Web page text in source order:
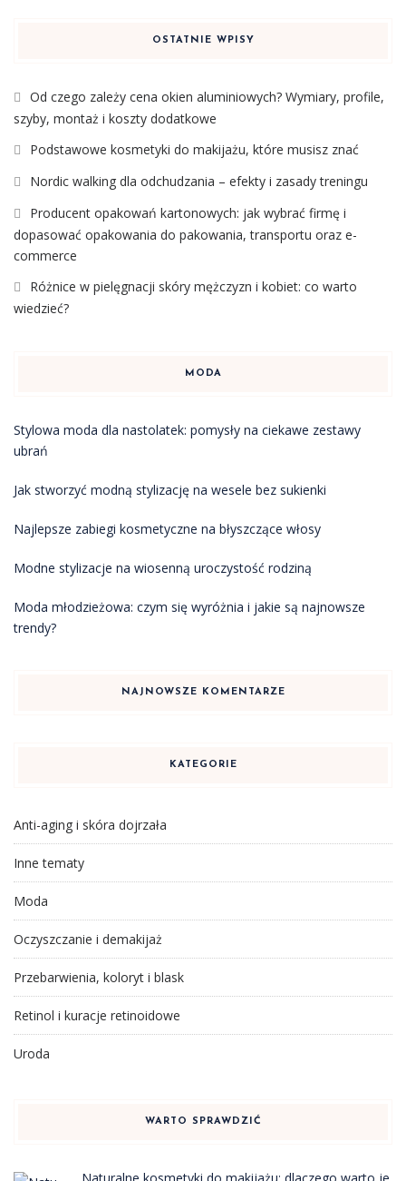
OSTATNIE WPISY
Od czego zależy cena okien aluminiowych? Wymiary, profile,
szyby, montaż i koszty dodatkowe
Podstawowe kosmetyki do makijażu, które musisz znać
Nordic walking dla odchudzania – efekty i zasady treningu
Producent opakowań kartonowych: jak wybrać firmę i
dopasować opakowania do pakowania, transportu oraz e-
commerce
Różnice w pielęgnacji skóry mężczyzn i kobiet: co warto
wiedzieć?
MODA
Stylowa moda dla nastolatek: pomysły na ciekawe zestawy
ubrań
Jak stworzyć modną stylizację na wesele bez sukienki
Najlepsze zabiegi kosmetyczne na błyszczące włosy
Modne stylizacje na wiosenną uroczystość rodziną
Moda młodzieżowa: czym się wyróżnia i jakie są najnowsze
trendy?
NAJNOWSZE KOMENTARZE
KATEGORIE
Anti-aging i skóra dojrzała
Inne tematy
Moda
Oczyszczanie i demakijaż
Przebarwienia, koloryt i blask
Retinol i kuracje retinoidowe
Uroda
WARTO SPRAWDZIĆ